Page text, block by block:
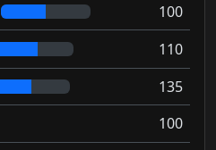
100
110
135
100